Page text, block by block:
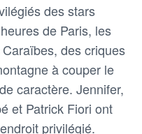
des stars
de Paris, les
des criques
à couper le
caractère. Jennifer,
et Patrick Fiori ont
privilégié.